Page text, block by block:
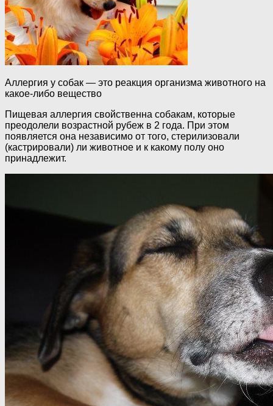
Аллергия у собак — это реакция организма животного на
какое-либо вещество
Пищевая аллергия свойственна собакам, которые
преодолели возрастной рубеж в 2 года. При этом
появляется она независимо от того, стерилизовали
(кастрировали) ли животное и к какому полу оно
принадлежит.